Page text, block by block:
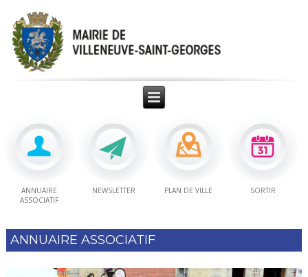
ANNUAIRE
ASSOCIATIF
NEWSLETTER PLAN DE VILLE SORTIR
ANNUAIRE ASSOCIATIF